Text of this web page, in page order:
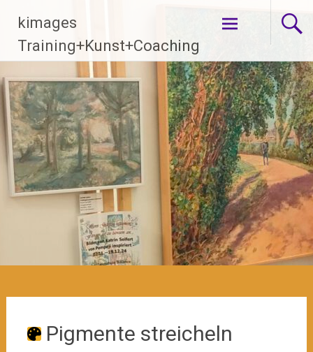
Inhalt
springen
kimages
Training+Kunst+Coaching
Pigmente streicheln